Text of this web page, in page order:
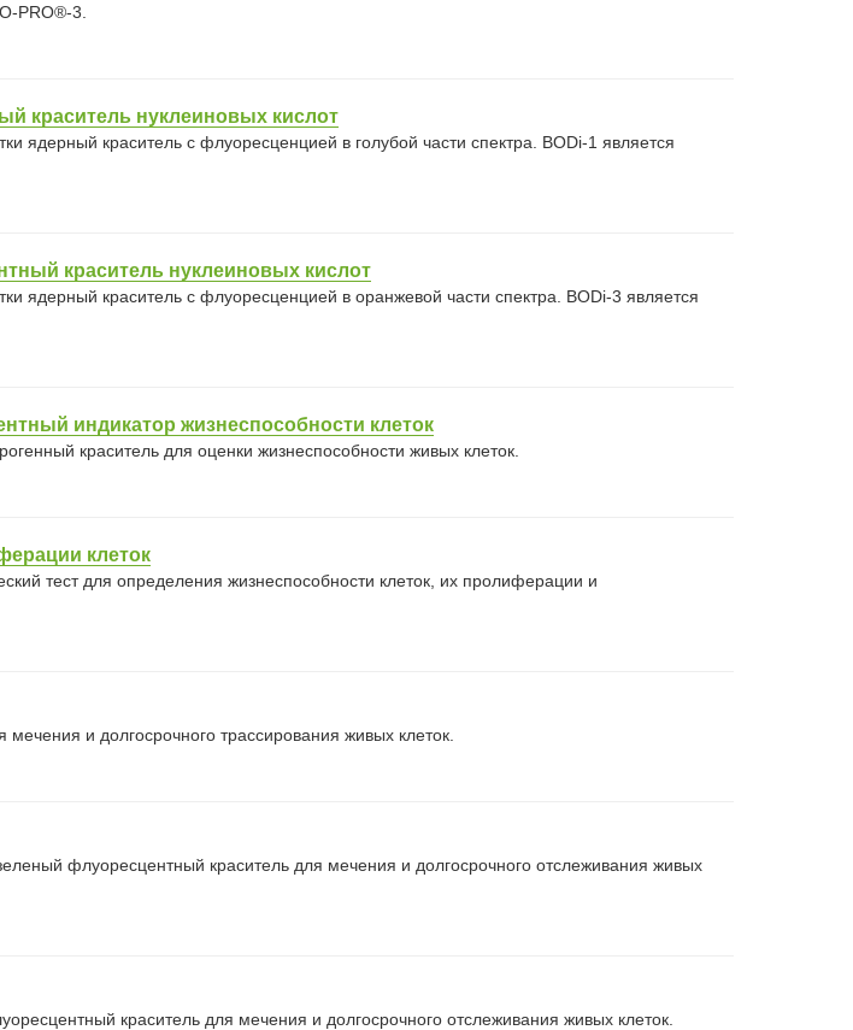
PRO®-3.
краситель нуклеиновых кислот
ядерный краситель с флуоресценцией в голубой части спектра. BODi-1 является
краситель нуклеиновых кислот
ядерный краситель с флуоресценцией в оранжевой части спектра. BODi-3 является
индикатор жизнеспособности клеток
краситель для оценки жизнеспособности живых клеток.
клеток
тест для определения жизнеспособности клеток, их пролиферации и
и долгосрочного трассирования живых клеток.
флуоресцентный краситель для мечения и долгосрочного отслеживания живых
краситель для мечения и долгосрочного отслеживания живых клеток.